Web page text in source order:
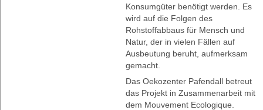
Konsumgüter benötigt werden. Es
wird auf die Folgen des
Rohstoffabbaus für Mensch und
Natur, der in vielen Fällen auf
Ausbeutung beruht, aufmerksam
gemacht.
Das Oekozenter Pafendall betreut
das Projekt in Zusammenarbeit mit
dem Mouvement Ecologique.